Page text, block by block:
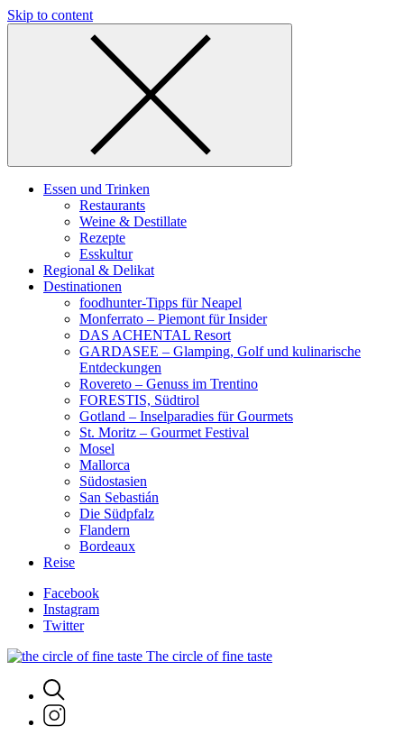
Skip to content
Essen und Trinken
Restaurants
Weine & Destillate
Rezepte
Esskultur
Regional & Delikat
Destinationen
foodhunter-Tipps für Neapel
Monferrato – Piemont für Insider
DAS ACHENTAL Resort
GARDASEE – Glamping, Golf und kulinarische
Entdeckungen
Rovereto – Genuss im Trentino
FORESTIS, Südtirol
Gotland – Inselparadies für Gourmets
St. Moritz – Gourmet Festival
Mosel
Mallorca
Südostasien
San Sebastián
Die Südpfalz
Flandern
Bordeaux
Reise
Facebook
Instagram
Twitter
The circle of fine taste